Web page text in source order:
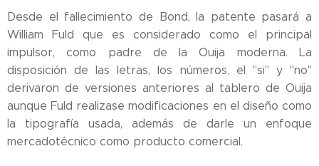
Desde el fallecimiento de Bond, la patente pasará a
William Fuld que es considerado como el principal
impulsor, como padre de la Ouija moderna. La
disposición de las letras, los números, el "si" y "no"
derivaron de versiones anteriores al tablero de Ouija
aunque Fuld realizase modificaciones en el diseño como
la tipografía usada, además de darle un enfoque
mercadotécnico como producto comercial.